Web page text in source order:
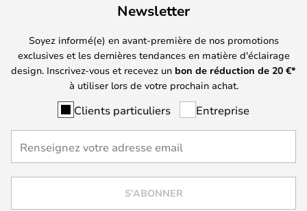
Newsletter
Soyez informé(e) en avant-première de nos promotions
exclusives et les dernières tendances en matière d'éclairage
design. Inscrivez-vous et recevez un bon de réduction de 20 €*
à utiliser lors de votre prochain achat.
Clients particuliers Entreprise
S'ABONNER